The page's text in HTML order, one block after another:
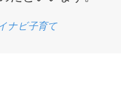
ナビ子育て